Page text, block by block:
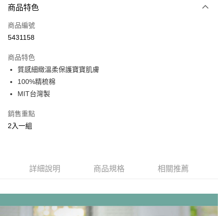
街口支付
悠遊付
運送方式
基本宅配
每筆NT$150，滿NT$1,000(含以上)免運費
商品特色
商品編號
5431158
商品特色
質感細緻溫柔保護寶寶肌膚
100%精梳棉
MIT台灣製
銷售重點
2入一組
詳細說明 商品規格 相關推薦